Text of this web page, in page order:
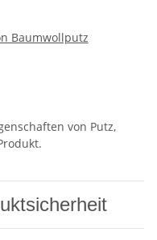
Baumwollputz
von Putz,